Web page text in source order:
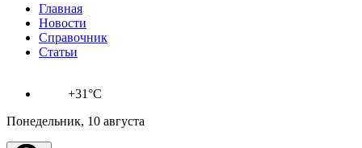
Главная
Новости
Справочник
Статьи
+31°C
Понедельник, 10 августа